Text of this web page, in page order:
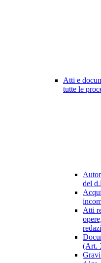
Atti e
tutte le
del
Atti
(Art.